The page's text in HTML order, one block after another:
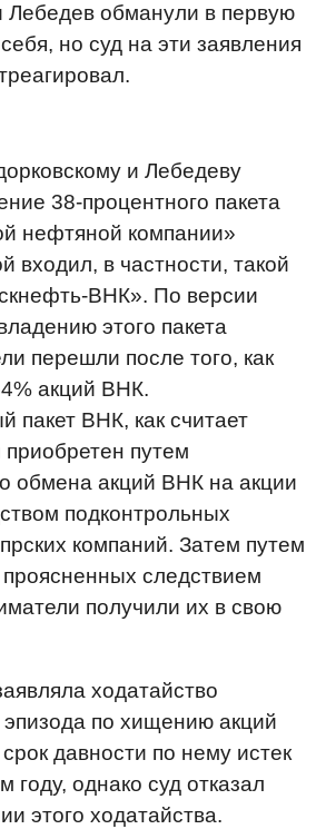
Лебедев обманули в первую
но суд на эти заявления
и Лебедеву
38-процентного пакета
нефтяной компании»
входил, в частности, такой
ВНК». По версии
этого пакета
перешли после того, как
акций ВНК.
пакет ВНК, как считает
путем
обмена акций ВНК на акции
подконтрольных
компаний. Затем путем
следствием
получили их в свою
ходатайство
по хищению акций
давности по нему истек
однако суд отказал
этого ходатайства.